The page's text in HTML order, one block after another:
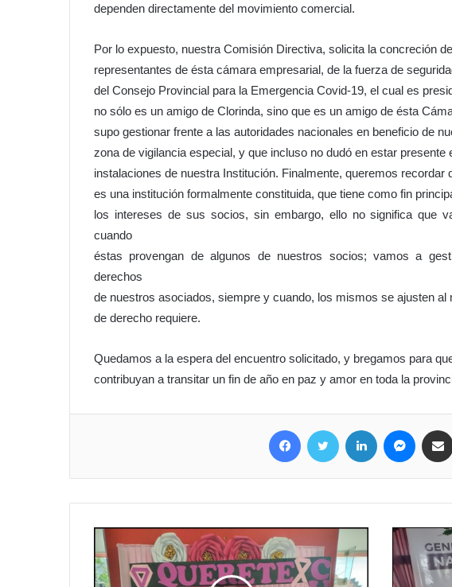
dependen directamente del movimiento comercial.
Por lo expuesto, nuestra Comisión Directiva, solicita la concreción
representantes de ésta cámara empresarial, de la fuerza de
del Consejo Provincial para la Emergencia Covid-19, el cual es
no sólo es un amigo de Clorinda, sino que es un amigo de ésta
supo gestionar frente a las autoridades nacionales en beneficio de
zona de vigilancia especial, y que incluso no dudó en estar presente
instalaciones de nuestra Institución. Finalmente, queremos recordar
es una institución formalmente constituida, que tiene como fin
los intereses de sus socios, sin embargo, ello no significa que
cuando
éstas provengan de algunos de nuestros socios; vamos a
derechos
de nuestros asociados, siempre y cuando, los mismos se ajusten al
de derecho requiere.
Quedamos a la espera del encuentro solicitado, y bregamos para
contribuyan a transitar un fin de año en paz y amor en toda la